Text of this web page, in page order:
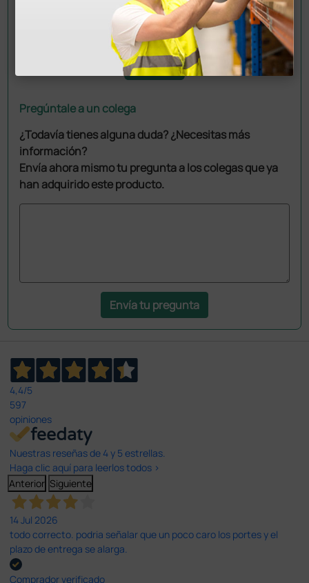
Pregúntale a un colega
¿Todavía tienes alguna duda? ¿Necesitas más
información?
Envía ahora mismo tu pregunta a los colegas que ya
han adquirido este producto.
Envía tu pregunta
4,4/5
597
opiniones
Nuestras reseñas de 4 y 5 estrellas.
Haga clic aquí para leerlos todos >
Anterior Siguiente
14 Jul 2026
todo correcto. podria señalar que un poco caro los portes y el
plazo de entrega se alarga.
Comprador verificado